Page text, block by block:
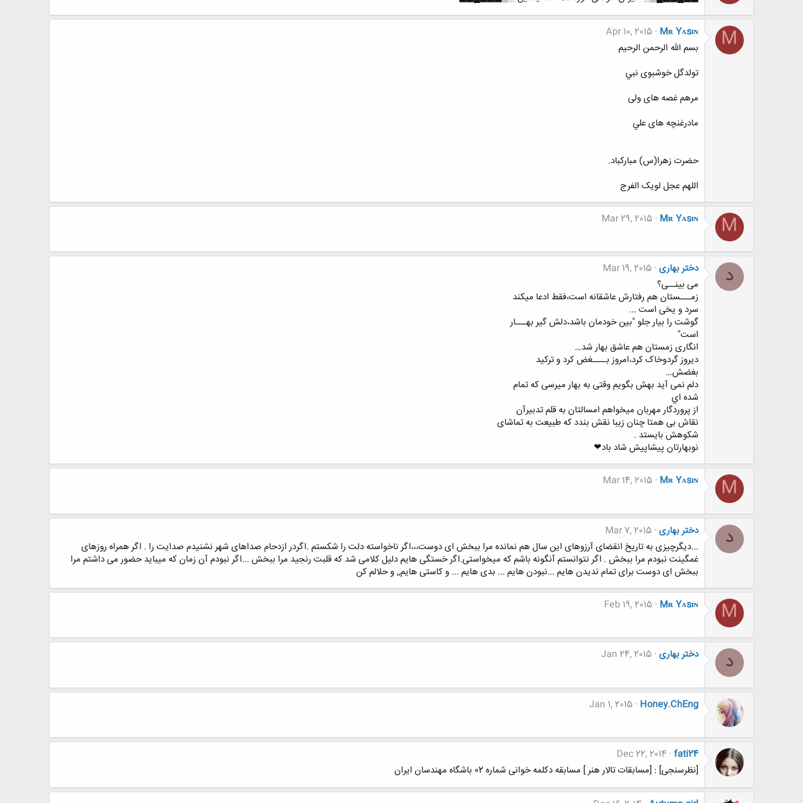
M
Mʀ Yᴀsɪɴ
Apr 10, 2015
بسم الله الرحمن الرحیم
تولدگل خوشبوى نبي
مرهم غصه هاى ولی
مادرغنچه هاى علي
حضرت زهرا(س) مباركباد.
اللهم عجل لویک الفرج
M
Mʀ Yᴀsɪɴ
Mar 29, 2015
د دختر بهاری Mar 19, 2015
ﻣﯽ ﺑﯿﻨــﯽ؟
ﺯﻣـــﺴﺘﺎﻥ ﻫﻢ ﺭﻓﺘﺎﺭﺵ ﻋﺎﺷﻘﺎﻧﻪ ﺍﺳﺖ،ﻓﻘﻂ ﺍﺩﻋﺎ ﻣﯿﮑﻨﺪ
ﺳﺮﺩ ﻭ ﯾﺨﯽ ﺍﺳﺖ ...
ﮔﻮﺷﺖ ﺭﺍ ﺑﯿﺎﺭ ﺟﻠﻮ "ﺑﯿﻦ ﺧﻮﺩﻣﺎﻥ ﺑﺎﺷﺪ،ﺩﻟﺶ ﮔﯿﺮ ﺑﻬـــﺎﺭ
ﺍﺳﺖ"
ﺍﻧﮕﺎﺭﯼ ﺯﻣﺴﺘﺎﻥ ﻫﻢ ﻋﺎﺷﻖ ﺑﻬﺎﺭ ﺷﺪ…
ﺩﯾﺮﻭﺯ ﮔﺮﺩﻭﺧﺎﮎ ﮐﺮﺩ،ﺍﻣﺮﻭﺯ ﺑــــﻐﺾ ﮐﺮﺩ ﻭ ﺗﺮﮐﯿﺪ
ﺑﻐﻀﺶ…
ﺩﻟﻢ ﻧﻤﯽ ﺁﯾﺪ ﺑﻬﺶ ﺑﮕﻮﯾﻢ ﻭﻗﺘﯽ ﺑﻪ ﺑﻬﺎﺭ ﻣﯿﺮﺳﯽ ﮐﻪ ﺗﻤﺎﻡ
ﺷﺪﻩ ﺍﻱ
ﺍﺯ ﭘﺮﻭﺭﺩﮔﺎﺭ ﻣﻬﺮﺑﺎﻥ ﻣﯿﺨﻮﺍﻫﻢ ﺍﻣﺴﺎﻟﺘﺎﻥ ﺑﻪ ﻗﻠﻢ ﺗﺪﺑﯿﺮﺁﻥ
ﻧﻘﺎﺵ ﺑﻰ ﻫﻤﺘﺎ ﭼﻨﺎﻥ ﺯﯾﺒﺎ ﻧﻘﺶ ﺑﻨﺪﺩ ﮐﻪ ﻃﺒﯿﻌﺖ ﺑﻪ ﺗﻤﺎﺷﺎﯼ
ﺷﮑﻮﻫﺶ ﺑﺎﯾﺴﺘﺪ .
ﻧﻮﺑﻬﺎﺭﺗﺎﻥ ﭘﻴﺸﺎﭘﻴﺶ ﺷﺎﺩ ﺑﺎﺩ❤
M
Mʀ Yᴀsɪɴ
Mar 14, 2015
د دختر بهاری Mar 7, 2015
...دﯾﮕﺮﭼﯿﺰﯼ ﺑﻪ ﺗﺎﺭﯾﺦ ﺍﻧﻘﻀﺎﯼ ﺁﺭﺯﻭﻫﺎﯼ ﺍﯾﻦ ﺳﺎﻝ ﻫﻢ ﻧﻤﺎﻧﺪﻩ ﻣﺮﺍ ﺑﺒﺨﺶ ﺍﯼ ﺩﻭﺳﺖ،،،ﺍﮔﺮ ﻧﺎﺧﻮﺍﺳﺘﻪ ﺩﻟﺖ ﺭﺍ ﺷﮑﺴﺘﻢ .اﮔﺮﺩﺭ ﺍﺯﺩﺣﺎﻡ ﺻﺪﺍﻫﺎﯼ ﺷﻬﺮ ﻧﺸﻨﯿﺪﻡ ﺻﺪﺍﯾﺖ ﺭﺍ . اﮔﺮ ﻫﻤﺮﺍﻩ ﺭﻭﺯﻫﺎﯼ
ﻏﻤﮕﯿﻨﺖ ﻧﺒﻮﺩﻡ ﻣﺮﺍ ﺑﺒﺨﺶ . ﺍﮔﺮ ﻧﺘﻮﺍﻧﺴﺘﻢ ﺁﻧﮕﻮﻧﻪ ﺑﺎﺷﻢ ﮐﻪ ﻣﯿﺨﻮﺍﺳﺘﯽ.اﮔر ﺧﺴﺘﮕﯽ ﻫﺎﯾﻢ ﺩﻟﯿﻞ ﮐﻼﻣﯽ ﺷﺪ ﮐﻪ ﻗﻠﺒﺖ ﺭﻧﺠﯿﺪ ﻣﺮﺍ ﺑﺒﺨﺶ ...ﺍﮔﺮ ﻧﺒﻮﺩﻡ ﺁﻥ ﺯﻣﺎﻥ ﮐﻪ ﻣﯿﺒﺎﯾﺪ ﺣﻀﻮﺭ ﻣﯽ ﺩﺍﺷﺘﻢ ﻣﺮﺍ
ﺑﺒﺨﺶ ﺍﯼ ﺩﻭﺳﺖ ﺑﺮﺍﯼ ﺗﻤﺎﻡ ﻧﺪﯾﺪﻥ ﻫﺎﯾﻢ ...نبوﺩﻥ ﻫﺎﯾﻢ ... ﺑﺪﯼ ﻫﺎﯾﻢ ... ﻭ ﮐﺎﺳﺘﯽ ﻫﺎﯾﻢ,, و حلالم کن
M
Mʀ Yᴀsɪɴ
Feb 19, 2015
د دختر بهاری Jan 24, 2015
Honey.ChEng
Jan 1, 2015
fati24
Dec 22, 2014
[نظرسنجی] : [مسابقات تالار هنر ] مسابقه دکلمه خوانی شماره 02 باشگاه مهندسان ایران